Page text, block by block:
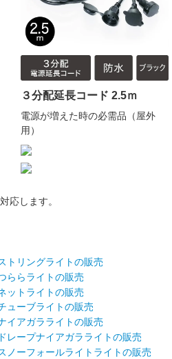
３分配延長コード 2.5ｍ
電源が増えた時の必需品（屋外
用）